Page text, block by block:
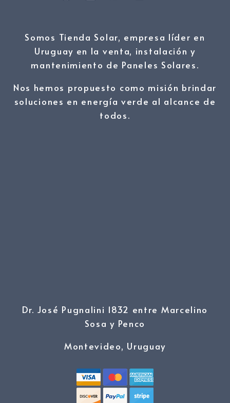
Somos Tienda Solar, empresa líder en
Uruguay en la venta, instalación y
mantenimiento de Paneles Solares.
Nos hemos propuesto como misión brindar
soluciones en energía verde al alcance de
todos.
Dr. José Pugnalini 1832 entre Marcelino
Sosa y Penco
Montevideo, Uruguay